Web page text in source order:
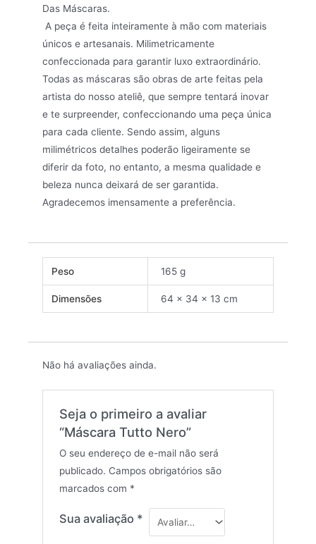
Das Máscaras.
A peça é feita inteiramente à mão com materiais
únicos e artesanais. Milimetricamente
confeccionada para garantir luxo extraordinário.
Todas as máscaras são obras de arte feitas pela
artista do nosso ateliê, que sempre tentará inovar
e te surpreender, confeccionando uma peça única
para cada cliente. Sendo assim, alguns
milimétricos detalhes poderão ligeiramente se
diferir da foto, no entanto, a mesma qualidade e
beleza nunca deixará de ser garantida.
Agradecemos imensamente a preferência.
Peso 165 g
Dimensões 64 × 34 × 13 cm
Não há avaliações ainda.
Seja o primeiro a avaliar
“Máscara Tutto Nero”
O seu endereço de e-mail não será
publicado. Campos obrigatórios são
marcados com *
Sua avaliação *